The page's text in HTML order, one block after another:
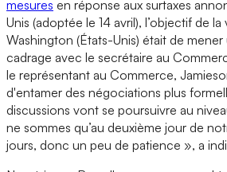
mesures en réponse aux surtaxes
Unis (adoptée le 14 avril), l’objectif de
Washington (États-Unis) était de
cadrage avec le secrétaire au
le représentant au Commerce,
d'entamer des négociations plus
discussions vont se poursuivre au
ne sommes qu’au deuxième jour de
jours, donc un peu de patience », a